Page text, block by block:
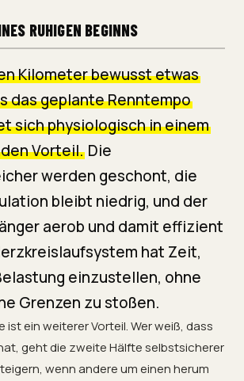
RUHIGEN BEGINNS
Kilometer bewusst etwas
das geplante Renntempo
sich physiologisch in einem
Vorteil. Die
werden geschont, die
bleibt niedrig, und der
aerob und damit effizient
hat Zeit,
einzustellen, ohne
Grenzen zu stoßen.
ist ein weiterer Vorteil. Wer weiß, dass
geht die zweite Hälfte selbstsicherer
wenn andere um einen herum